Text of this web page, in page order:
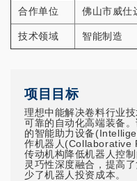
合作单位 佛山市威仕
技术领域 智能制造
项目目标
理想中能解决卷料行业
可靠的自动化高端装备
的智能助力设备
作机器人(Collaborative
传动机构降低机器人控
灵巧性深度融合，提高
少了机器人投资成本。